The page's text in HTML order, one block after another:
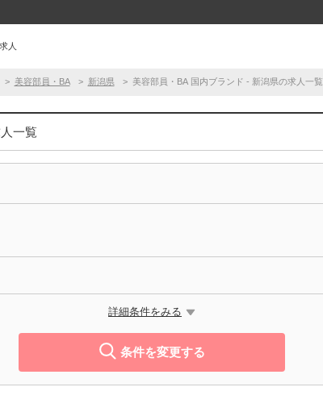
人
美容部員・BA 新潟県 美容部員・BA 国内ブランド - 新潟県の求人一覧
一覧
詳細条件をみる
条件を変更する